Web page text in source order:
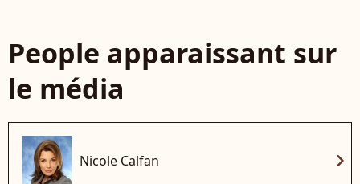
People apparaissant sur
le média
Nicole Calfan chevron_right